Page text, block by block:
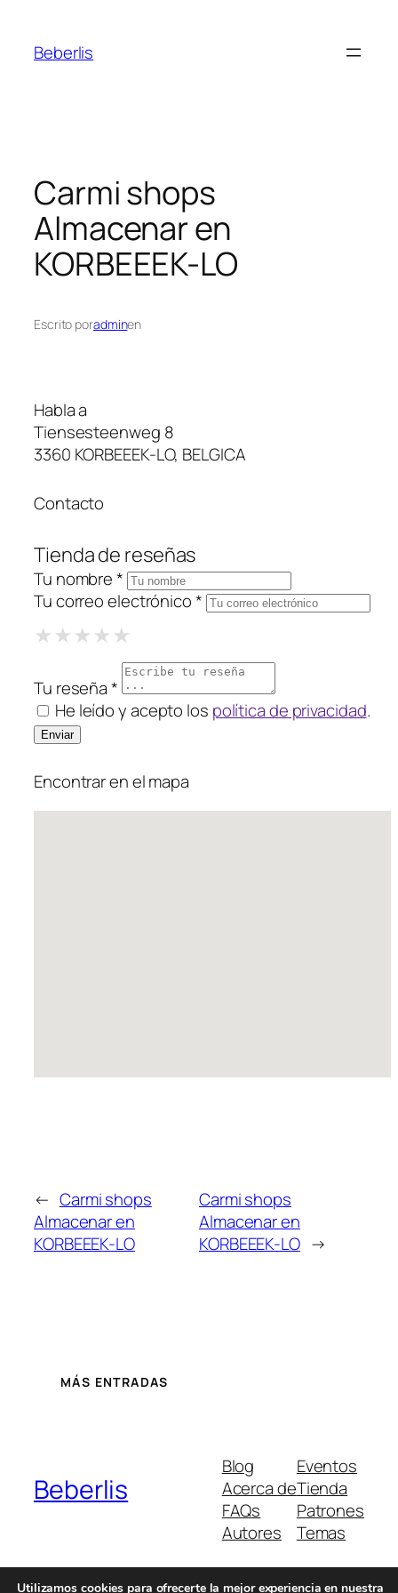
Beberlis
Carmi shops
Almacenar en
KORBEEEK-LO
Escrito poradminen
Habla a
Tiensesteenweg 8
3360 KORBEEEK-LO, BELGICA
Contacto
Tienda de reseñas
Tu nombre *
Tu correo electrónico *
★1 Star
★★2 Stars
★★★3 Stars
★★★★4 Stars
★★★★★
Tu reseña *
He leído y acepto los política de privacidad.
Encontrar en el mapa
← Carmi shops
Almacenar en
KORBEEEK-LO
Carmi shops
Almacenar en
KORBEEEK-LO →
MÁS ENTRADAS
Beberlis
Blog
Acerca de
FAQs
Autores
Eventos
Tienda
Patrones
Temas
Utilizamos cookies para ofrecerte la mejor experiencia en nuestra